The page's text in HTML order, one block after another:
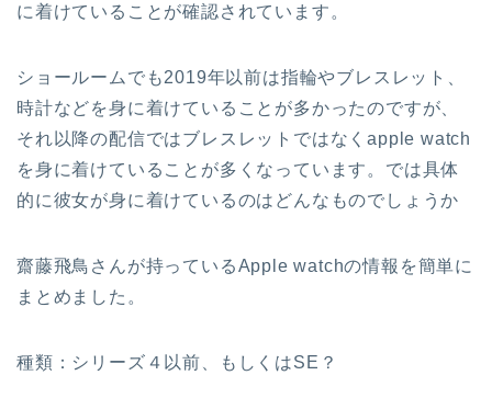
に着けていることが確認されています。
ショールームでも2019年以前は指輪やブレスレット、
時計などを身に着けていることが多かったのですが、
それ以降の配信ではブレスレットではなくapple watch
を身に着けていることが多くなっています。では具体
的に彼女が身に着けているのはどんなものでしょうか
齋藤飛鳥さんが持っているApple watchの情報を簡単に
まとめました。
種類：シリーズ４以前、もしくはSE？